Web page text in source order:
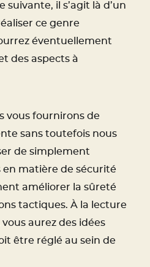
suivante, il s’agit là d’un
ce genre
éventuellement
des aspects à
vous fournirons de
sans toutefois nous
de simplement
matière de sécurité
améliorer la sûreté
tactiques. À la lecture
aurez des idées
être réglé au sein de